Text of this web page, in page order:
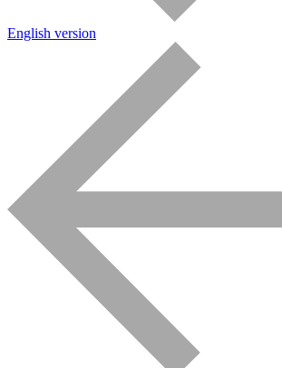
English version